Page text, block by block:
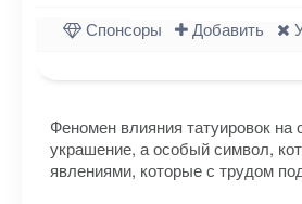
Спонсоры Добавить
Феномен влияния татуировок
украшение, а особый символ,
явлениями, которые с трудом